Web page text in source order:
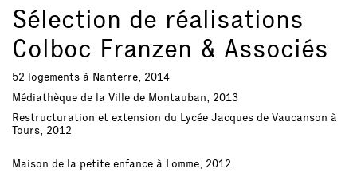
Sélection de réalisations
Colboc Franzen & Associés
52 logements à Nanterre, 2014
Médiathèque de la Ville de Montauban, 2013
Restructuration et extension du Lycée Jacques de Vaucanson à
Tours, 2012
Maison de la petite enfance à Lomme, 2012